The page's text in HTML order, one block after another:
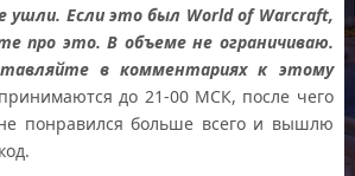
ушли. Если это был World of Warcraft,
про это. В объеме не ограничиваю.
в комментариях к этому
до 21-00 МСК, после чего
понравился больше всего и вышлю